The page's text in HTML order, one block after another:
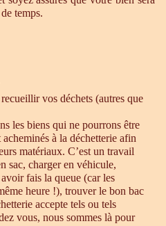
temps.
vos déchets (autres que
les biens qui ne pourrons être
à la déchetterie afin
matériaux. C’est un travail
sac, charger en véhicule,
fais la queue (car les
heure !), trouver le bon bac
accepte tels ou tels
vous, nous sommes là pour